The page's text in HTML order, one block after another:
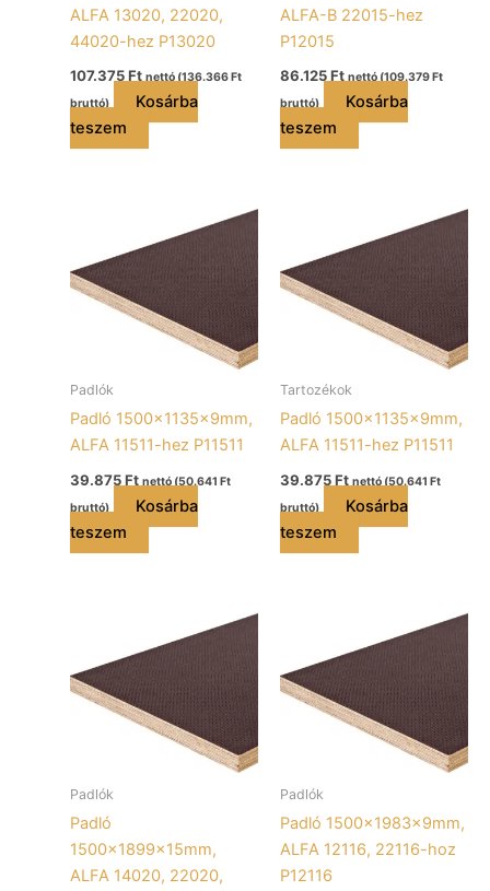
ALFA 13020, 22020,
44020-hez P13020
107.375Ft nettó (136.366Ft
bruttó)
Kosárba
teszem
ALFA-B 22015-hez
P12015
86.125Ft nettó (109.379Ft
bruttó)
Kosárba
teszem
Padlók
Padló 1500x1135x9mm,
ALFA 11511-hez P11511
39.875Ft nettó (50.641 Ft
bruttó)
Kosárba
teszem
Tartozékok
Padló 1500x1135x9mm,
ALFA 11511-hez P11511
39.875Ft nettó (50.641 Ft
bruttó)
Kosárba
teszem
Padlók
Padló
1500x1899x15mm,
ALFA 14020, 22020,
Padlók
Padló 1500x1983x9mm,
ALFA 12116, 22116-hoz
P12116